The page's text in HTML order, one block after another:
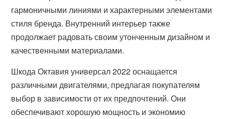
гармоничными линиями и характерными элементами
стиля бренда. Внутренний интерьер также
продолжает радовать своим утонченным дизайном и
качественными материалами.
Шкода Октавия универсал 2022 оснащается
различными двигателями, предлагая покупателям
выбор в зависимости от их предпочтений. Они
обеспечивают хорошую мощность и экономию